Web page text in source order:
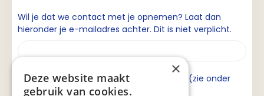
Wil je dat we contact met je opnemen? Laat dan
hieronder je e-mailadres achter. Dit is niet verplicht.
Ik ga akkoord met de privacyverklaring (zie onder
aan de pagina).
×
Deze website maakt
gebruik van cookies.